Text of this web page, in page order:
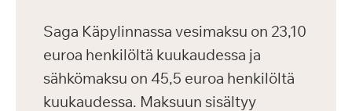
Saga Käpylinnassa vesimaksu on 23,10
euroa henkilöltä kuukaudessa ja
sähkömaksu on 45,5 euroa henkilöltä
kuukaudessa. Maksuun sisältyy